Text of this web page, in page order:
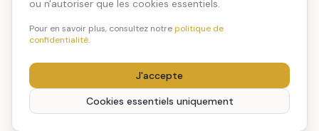
France
REGENIA. Tous droits réservés.
Mentions légalesCGUVConfidentialité Cookiesv1
ou n'autoriser que les cookies essentiels.
Pour en savoir plus, consultez notre politique de
confidentialité.
J'accepte
Cookies essentiels uniquement